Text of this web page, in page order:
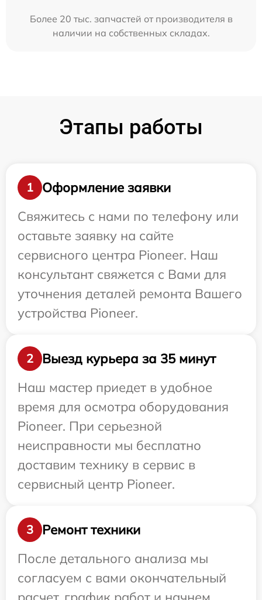
Более 20 тыс. запчастей от производителя в
наличии на собственных складах.
Этапы работы
1
Оформление заявки
Свяжитесь с нами по телефону или
оставьте заявку на сайте
сервисного центра Pioneer. Наш
консультант свяжется с Вами для
уточнения деталей ремонта Вашего
устройства Pioneer.
2
Выезд курьера за 35 минут
Наш мастер приедет в удобное
время для осмотра оборудования
Pioneer. При серьезной
неисправности мы бесплатно
доставим технику в сервис в
сервисный центр Pioneer.
3
Ремонт техники
После детального анализа мы
согласуем с вами окончательный